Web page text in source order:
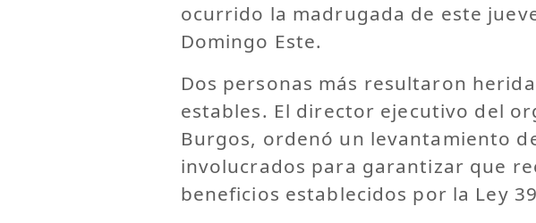
ocurrido la madrugada de este
Domingo Este.
Dos personas más resultaron
estables. El director ejecutivo del
Burgos, ordenó un levantamiento
involucrados para garantizar que
beneficios establecidos por la Ley